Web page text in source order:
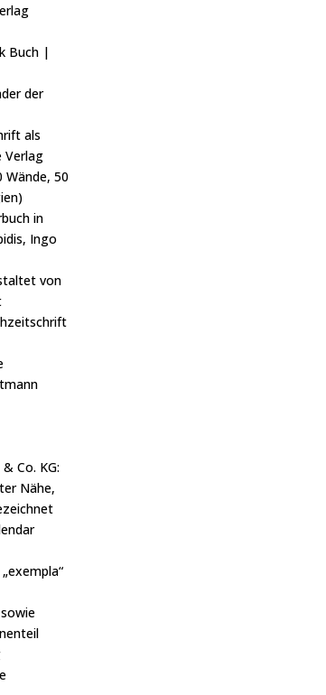
Buch |
der
als
Verlag
Wände, 50
in
Ingo
von
Co. KG:
Nähe,